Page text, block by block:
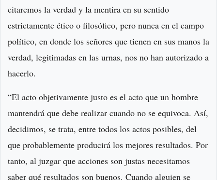
citaremos la verdad y la mentira en su sentido
estrictamente ético o filosófico, pero nunca en el campo
político, en donde los señores que tienen en sus manos la
verdad, legitimadas en las urnas, nos no han autorizado a
hacerlo.
“El acto objetivamente justo es el acto que un hombre
mantendrá que debe realizar cuando no se equivoca. Así,
decidimos, se trata, entre todos los actos posibles, del
que probablemente producirá los mejores resultados. Por
tanto, al juzgar que acciones son justas necesitamos
saber qué resultados son buenos. Cuando alguien se